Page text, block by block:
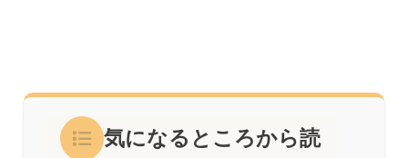
気になるところから読